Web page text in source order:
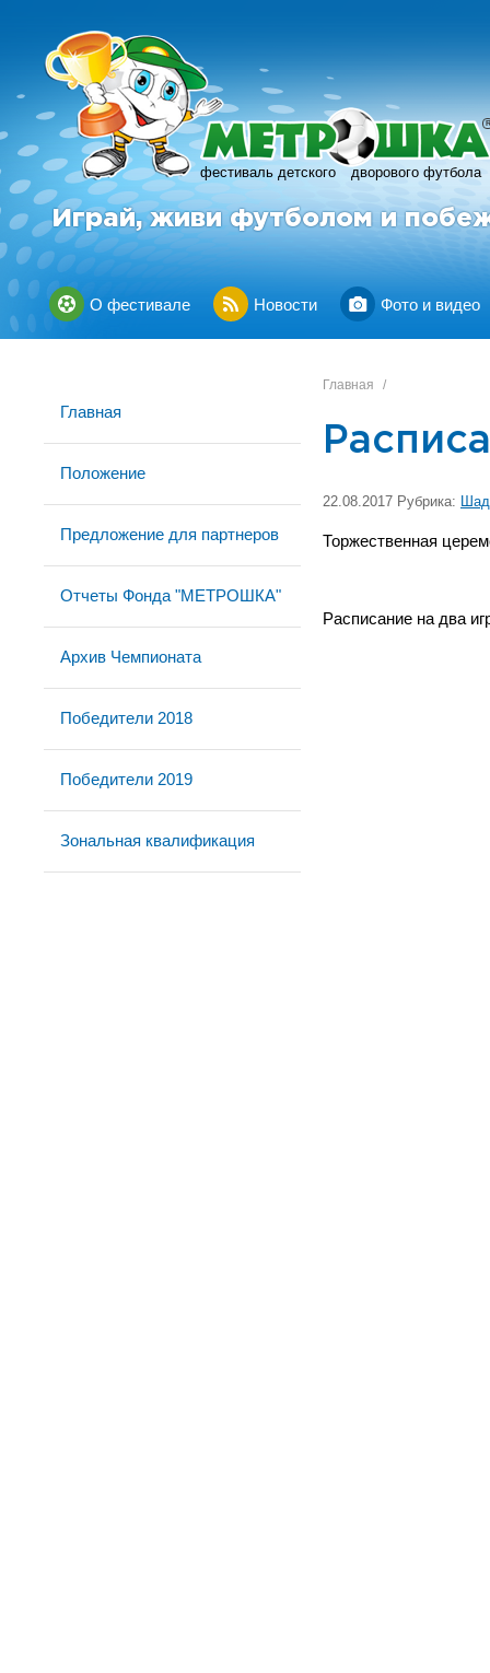
фестиваль детского дворового футбола
R
Играй, живи футболом и
О фестивале Новости Фото и видео
Главная
Положение
Предложение для партнеров
Отчеты Фонда "МЕТРОШКА"
Архив Чемпионата
Победители 2018
Победители 2019
Зональная квалификация
Главная /
22.08.2017 Рубрика:
Торжественная
Расписание на два